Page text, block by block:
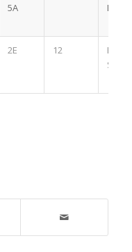
5A
Duller
2E 12
Emma